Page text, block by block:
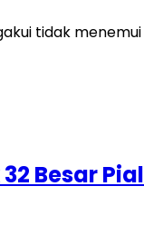
tidak
Besar